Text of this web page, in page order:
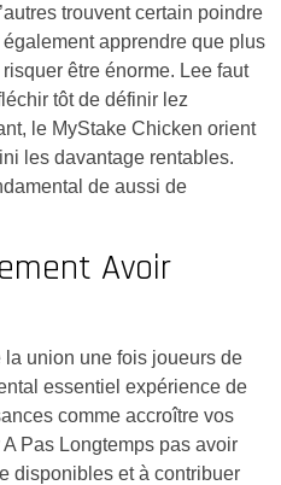
trouvent certain poindre
apprendre que plus
être énorme. Lee faut
tôt de définir lez
le MyStake Chicken orient
les davantage rentables.
de aussi de
Avoir
la union une fois joueurs de
essentiel expérience de
comme accroître vos
Pas Longtemps pas avoir
disponibles et à contribuer